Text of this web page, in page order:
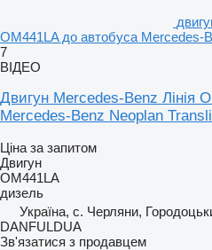
OM441LA до автобуса Mercedes-
7
ВІДЕО
Двигун Mercedes-Benz Лінія
Mercedes-Benz Neoplan
Ціна за запитом
Двигун
OM441LA
дизель
Україна, с. Черляни,
DANFULDUA
Зв'язатися з продавцем